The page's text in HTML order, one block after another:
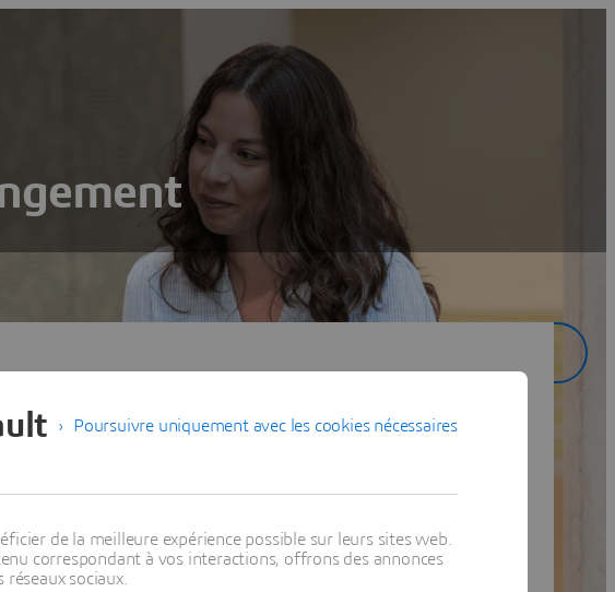
Poursuivre uniquement avec les cookies nécessaires
de la meilleure expérience possible sur leurs sites web.
correspondant à vos interactions, offrons des annonces
sociaux.